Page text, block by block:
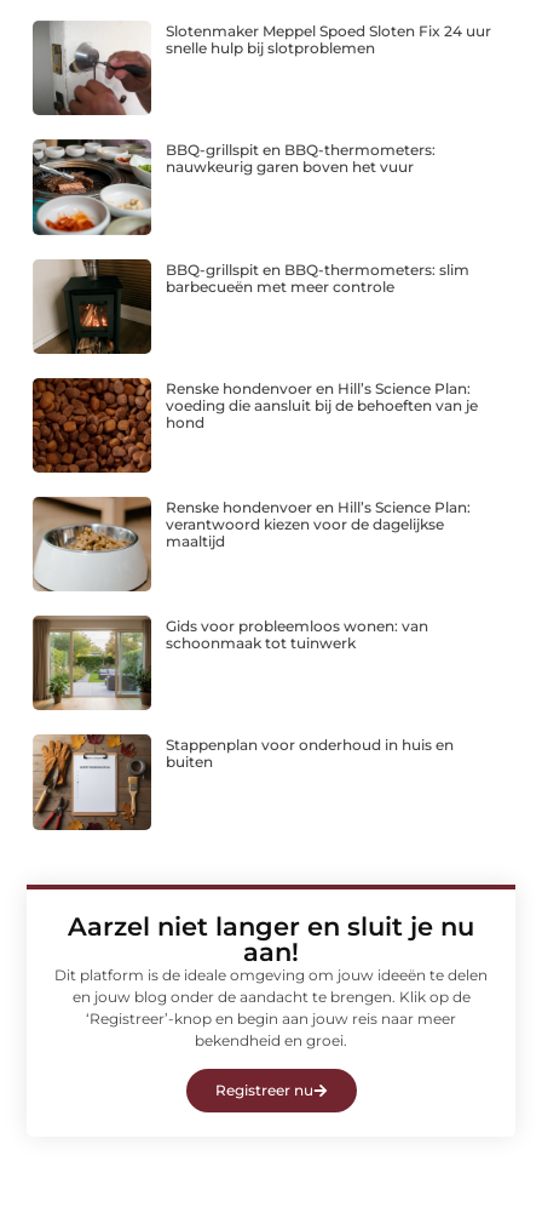
Slotenmaker Meppel Spoed Sloten Fix 24 uur
snelle hulp bij slotproblemen
BBQ-grillspit en BBQ-thermometers:
nauwkeurig garen boven het vuur
BBQ-grillspit en BBQ-thermometers: slim
barbecueën met meer controle
Renske hondenvoer en Hill’s Science Plan:
voeding die aansluit bij de behoeften van je
hond
Renske hondenvoer en Hill’s Science Plan:
verantwoord kiezen voor de dagelijkse
maaltijd
Gids voor probleemloos wonen: van
schoonmaak tot tuinwerk
Stappenplan voor onderhoud in huis en
buiten
Aarzel niet langer en sluit je nu
aan!
Dit platform is de ideale omgeving om jouw ideeën te delen
en jouw blog onder de aandacht te brengen. Klik op de
‘Registreer’-knop en begin aan jouw reis naar meer
bekendheid en groei.
Registreer nu